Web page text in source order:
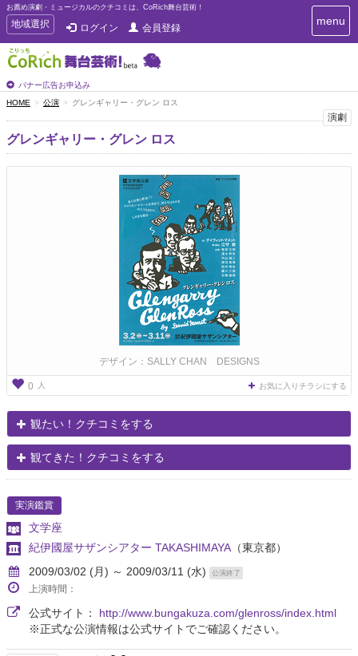
お薦め演劇・ミュージカルのクチコミは、CoRich舞台芸術！
T
o
g
g
e
n
a
v
i
地域選択 ログイン 会員登録
バナー広告お申込み
T
o
i
menu
HOME 公演 グレンギャリー・グレン ロス
演劇
グレンギャリー・グレン ロス
デザイン：SALLY CHAN DESIGNS
0 人 お気に入りチラシにする
観たい！クチコミをする
観てきた！クチコミをする
実演鑑賞
文学座
紀伊國屋サザンシアター TAKASHIMAYA （東京都）
2009/03/02 (月) ～ 2009/03/11 (水)
公演終了
上演時間：
公式サイト： http://www.bungakuza.com/glenross/index.html
※正式な公演情報は公式サイトでご確認ください。